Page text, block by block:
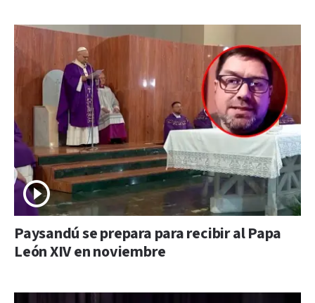
Paysandú se prepara para recibir al Papa
León XIV en noviembre